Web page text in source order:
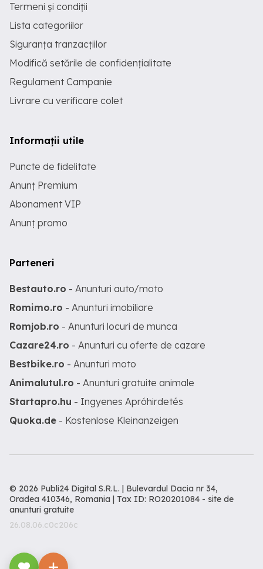
Termeni și condiții
Lista categoriilor
Siguranța tranzacțiilor
Modifică setările de confidențialitate
Regulament Campanie
Livrare cu verificare colet
Informații utile
Puncte de fidelitate
Anunț Premium
Abonament VIP
Anunț promo
Parteneri
Bestauto.ro - Anunturi auto/moto
Romimo.ro - Anunturi imobiliare
Romjob.ro - Anunturi locuri de munca
Cazare24.ro - Anunturi cu oferte de cazare
Bestbike.ro - Anunturi moto
Animalutul.ro - Anunturi gratuite animale
Startapro.hu - Ingyenes Apróhirdetés
Quoka.de - Kostenlose Kleinanzeigen
© 2026 Publi24 Digital S.R.L. | Bulevardul Dacia nr 34,
Oradea 410346, Romania | Tax ID: RO20201084 - site de
anunturi gratuite
26.08.06.c0c206c